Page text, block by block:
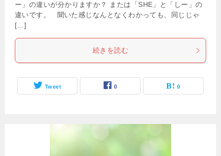
ー」の違いが分かりますか？ または「SHE」と「しー」の
違いです。 聞いた感じなんとなくわかっても、同じじゃ
[…]
続きを読む
Tweet 0 0